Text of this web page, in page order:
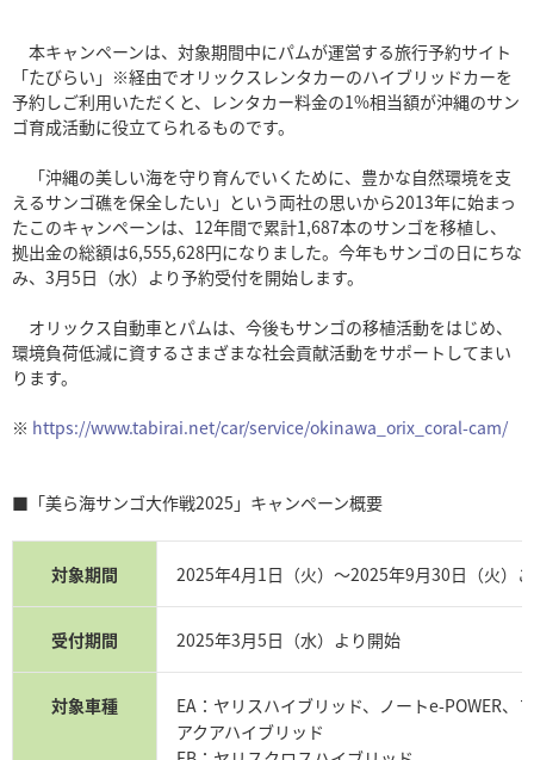
本キャンペーンは、対象期間中にパムが運営する旅行予約サイト
「たびらい」※経由でオリックスレンタカーのハイブリッドカーを
予約しご利用いただくと、レンタカー料金の1%相当額が沖縄のサン
ゴ育成活動に役立てられるものです。
「沖縄の美しい海を守り育んでいくために、豊かな自然環境を支
えるサンゴ礁を保全したい」という両社の思いから2013年に始まっ
たこのキャンペーンは、12年間で累計1,687本のサンゴを移植し、
拠出金の総額は6,555,628円になりました。今年もサンゴの日にちな
み、3月5日（水）より予約受付を開始します。
オリックス自動車とパムは、今後もサンゴの移植活動をはじめ、
環境負荷低減に資するさまざまな社会貢献活動をサポートしてまい
ります。
※ https://www.tabirai.net/car/service/okinawa_orix_coral-cam/
■「美ら海サンゴ大作戦2025」キャンペーン概要
対象期間 2025年4月1日（火）～2025年9月30日（火）
受付期間 2025年3月5日（水）より開始
対象車種
EA：ヤリスハイブリッド、ノートe-POWER、
アクアハイブリッド